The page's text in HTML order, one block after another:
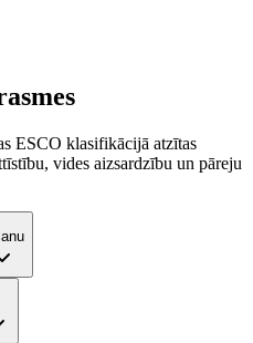
ESCO klasifikācijā atzītas
vides aizsardzību un pāreju